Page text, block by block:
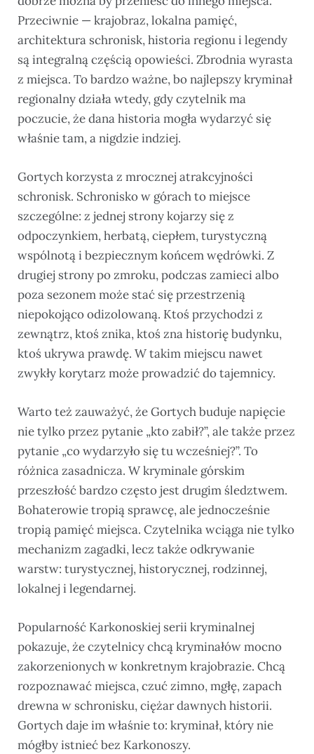
Przeciwnie — krajobraz, lokalna pamięć,
architektura schronisk, historia regionu i legendy
są integralną częścią opowieści. Zbrodnia wyrasta
z miejsca. To bardzo ważne, bo najlepszy kryminał
regionalny działa wtedy, gdy czytelnik ma
poczucie, że dana historia mogła wydarzyć się
właśnie tam, a nigdzie indziej.
Gortych korzysta z mrocznej atrakcyjności
schronisk. Schronisko w górach to miejsce
szczególne: z jednej strony kojarzy się z
odpoczynkiem, herbatą, ciepłem, turystyczną
wspólnotą i bezpiecznym końcem wędrówki. Z
drugiej strony po zmroku, podczas zamieci albo
poza sezonem może stać się przestrzenią
niepokojąco odizolowaną. Ktoś przychodzi z
zewnątrz, ktoś znika, ktoś zna historię budynku,
ktoś ukrywa prawdę. W takim miejscu nawet
zwykły korytarz może prowadzić do tajemnicy.
Warto też zauważyć, że Gortych buduje napięcie
nie tylko przez pytanie „kto zabił?”, ale także przez
pytanie „co wydarzyło się tu wcześniej?”. To
różnica zasadnicza. W kryminale górskim
przeszłość bardzo często jest drugim śledztwem.
Bohaterowie tropią sprawcę, ale jednocześnie
tropią pamięć miejsca. Czytelnika wciąga nie tylko
mechanizm zagadki, lecz także odkrywanie
warstw: turystycznej, historycznej, rodzinnej,
lokalnej i legendarnej.
Popularność Karkonoskiej serii kryminalnej
pokazuje, że czytelnicy chcą kryminałów mocno
zakorzenionych w konkretnym krajobrazie. Chcą
rozpoznawać miejsca, czuć zimno, mgłę, zapach
drewna w schronisku, ciężar dawnych historii.
Gortych daje im właśnie to: kryminał, który nie
mógłby istnieć bez Karkonoszy.